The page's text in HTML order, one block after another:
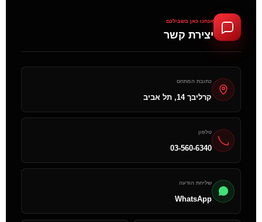
אנחנו כאן בשבילכם
יצירת קשר
כתובת המתחם
קרליבך 14, תל אביב
טלפון
03-560-6340
שליחת הודעה
WhatsApp